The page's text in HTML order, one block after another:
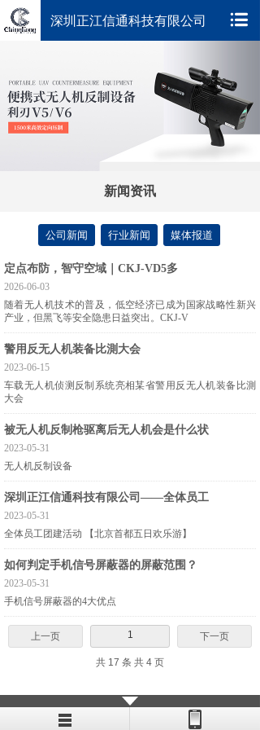
新闻资讯
公司新闻 行业新闻 媒体报道
定点布防，智守空域｜CKJ-VD5多
2026-06-03
随着无人机技术的普及，低空经济已成为国家战略性新兴
产业，但黑飞等安全隐患日益突出。CKJ-V
警用反无人机装备比測大会
2023-06-15
车载无人机侦测反制系统亮相某省警用反无人机装备比測
大会
被无人机反制枪驱离后无人机会是什么状
2023-05-31
无人机反制设备
深圳正江信通科技有限公司——全体员工
2023-05-31
全体员工团建活动 【北京首都五日欢乐游】
如何判定手机信号屏蔽器的屏蔽范围？
2023-05-31
手机信号屏蔽器的4大优点
上一页 1 下一页
共 17 条 共 4 页
深圳正江信通科技有限公司